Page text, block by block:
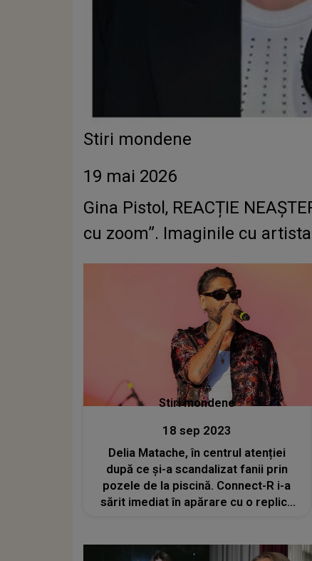
Stiri mondene
19 mai 2026
Gina Pistol, REACȚIE
cu zoom”. Imaginile cu
Stiri mondene
18 sep 2023
Delia Matache, în centrul atenției
după ce și-a scandalizat fanii prin
pozele de la piscină. Connect-R i-a
sărit imediat în apărare cu o replică